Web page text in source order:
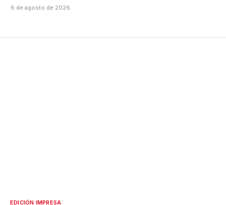
6 de agosto de 2026
EDICIÓN IMPRESA